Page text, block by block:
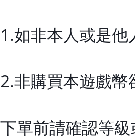
1.如非本人或是
2.非購買本遊戲
下單前請確認等